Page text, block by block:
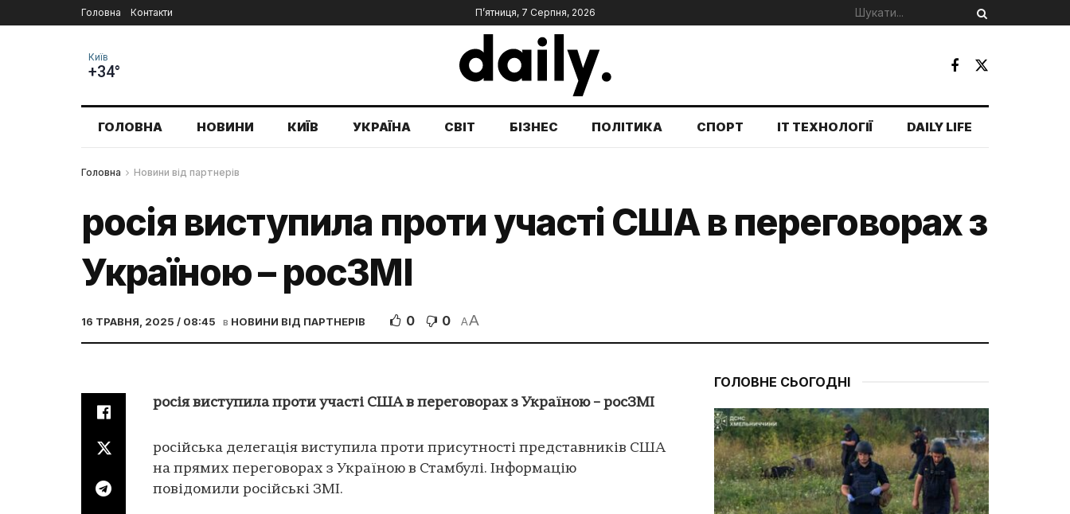
Головна Контакти П’ятниця, 7 Серпня, 2026
Київ
+34°
ГОЛОВНА НОВИНИ КИЇВ УКРАЇНА СВІТ БІЗНЕС ПОЛІТИКА СПОРТ IT ТЕХНОЛОГІЇ DAILY LIFE
Головна Новини від партнерів
росія виступила проти участі США в переговорах з
Україною – росЗМІ
16 ТРАВНЯ, 2025 / 08:45 в НОВИНИ ВІД ПАРТНЕРІВ 0 0 AA
росія виступила проти участі США в переговорах з Україною – росЗМІ
російська делегація виступила проти присутності представників США
на прямих переговорах з Україною в Стамбулі. Інформацію
повідомили російські ЗМІ.
ГОЛОВНЕ СЬОГОДНІ